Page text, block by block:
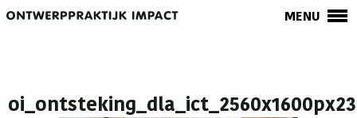
MENU
oi_ontsteking_dla_ict_2560x1600px23